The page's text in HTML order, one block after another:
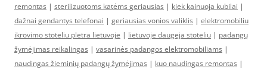
remontas | sterilizuotoms katėms geriausias | kiek kainuoja kubilai |
dažnai gendantys telefonai | geriausias vonios valiklis | elektromobiliu
ikrovimo stoteliu pletra lietuvoje | lietuvoje daugeja stoteliu | padangų
žymėjimas reikalingas | vasarinės padangos elektromobiliams |
naudingas žieminių padangų žymėjimas | kuo naudingas remontas |